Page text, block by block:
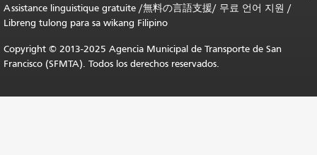
Assistance linguistique gratuite /無料の言語支援/ 무료 언어 지원 /
Libreng tulong para sa wikang Filipino
Copyright © 2013-2025 Agencia Municipal de Transporte de San
Francisco (SFMTA). Todos los derechos reservados.